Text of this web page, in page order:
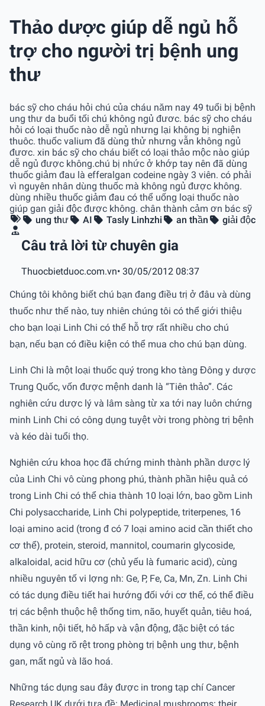
Thảo dược giúp dễ ngủ hỗ
trợ cho người trị bệnh ung
thư
bác sỹ cho cháu hỏi chú của cháu năm nay 49 tuổi bị bệnh
ung thư da buổi tối chú không ngủ đươc. bác sỹ cho cháu
hỏi có loại thuốc nào dễ ngủ nhưng lại không bị nghiện
thuôc. thuốc valium đã dùng thử nhưng vẫn không ngủ
đươc. xin bác sỹ cho cháu biết có loại thảo mộc nào giúp
dễ ngủ được không.chú bị nhức ở khớp tay nên đã dùng
thuốc giảm đau là efferalgan codeine ngày 3 viên. có phải
vì nguyên nhân dùng thuốc mà không ngủ được không.
dùng nhiều thuốc giảm đau có thể uống loại thuốc nào
giúp gan giải độc được không. chân thành cảm ơn bác sỹ
ung thư
AI Tasly Linhzhi an thần giải độc
Câu trả lời từ chuyên gia
Thuocbietduoc.com.vn• 30/05/2012 08:37
Chúng tôi không biết chú bạn đang điều trị ở đâu và dùng
thuốc như thế nào, tuy nhiên chúng tôi có thể giới thiệu
cho bạn loại Linh Chi có thể hỗ trợ rất nhiều cho chú
bạn, nếu bạn có điều kiện có thể mua cho chú bạn dùng.
Linh Chi là một loại thuốc quý trong kho tàng Đông y d­ược
Trung Quốc, vốn được mệnh danh là “Tiên thảo”. Các
nghiên cứu d­ược lý và lâm sàng từ x­a tới nay luôn chứng
minh Linh Chi có công dụng tuyệt vời trong phòng trị bệnh
và kéo dài tuổi thọ.
Nghiên cứu khoa học đã chứng minh thành phần dược lý
của Linh Chi vô cùng phong phú, thành phần hiệu quả có
trong Linh Chi có thể chia thành 10 loại lớn, bao gồm Linh
Chi polysaccharide, Linh Chi polypeptide, triterpenes, 16
loại amino acid (trong đ có 7 loại amino acid cần thiết cho
cơ thể), protein, steroid, mannitol, coumarin glycoside,
alkaloidal, acid hữu cơ (chủ yếu là fumaric acid), cùng
nhiều nguyên tố vi l­ợng nh­: Ge, P, Fe, Ca, Mn, Zn. Linh Chi
có tác dụng điều tiết hai hướng đối với cơ thể, có thể điều
trị các bệnh thuộc hệ thống tim, não, huyết quản, tiêu hoá,
thần kinh, nội tiết, hô hấp và vận động, đặc biệt có tác
dụng vô cùng rõ rệt trong phòng trị bệnh ung thư­, bệnh
gan, mất ngủ và lão hoá.
Những tác dụng sau đây được in trong tạp chí Cancer